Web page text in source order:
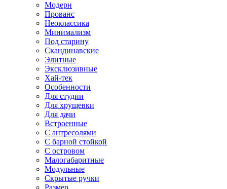
Модерн
Прованс
Неоклассика
Минимализм
Под старину
Скандинавские
Элитные
Эксклюзивные
Хай-тек
Особенности
Для студии
Для хрущевки
Для дачи
Встроенные
С антресолями
С барной стойкой
С островом
Малогабаритные
Модульные
Скрытые ручки
Размер